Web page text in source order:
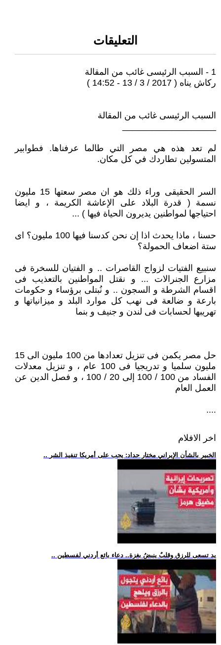
التعليقات
1 - السبب الرئيسى غائب من المقالة
ركاش يناه ( 2017 / 3 / 13 - 14:52 )
السبب الرئيسى غائب من المقالة
لم تعد هذه هي مصر التي طالما عرفناها. فطوابير
المتسولين تطاردك في كل مكان.
السر الحقيقى وراء ذلك هو ان مصر سعتها 15 مليون
نسمة ( قدرة البلاد على الإعاشة الكريمة ، و ايضا
احتياجها لمواطنين يديرون الحياة فيها ) ...
حسنا ، ماذا يحدث اذا إن نحن كدسنا فيها 100 مليون؟ اى
ستة اضعاف الحمولة؟
سنبيع الفتيات لزواج القاصرات .. و الفتيان للسخرة فى
مزارع الجنرالات ... و نقتل المواطنين بالتعذيب فى
اقسام الشرطة و السجون .. و نُبتلى برؤساء و حكومات
بارعة و ضالعة فى نهب كل موارد البلد و ميزانياتها و
تهريبها لحسابات فى لندن و جنيف و بنما
حل مصر يكمن فى تنزيل تعدادها من 100 مليون الى 15
مليون سلميا و تدريجيا فى 100 عام ، و تنزيل معدلات
الفساد من 100 / 100 إلى 20 / 100 ، و فصل الدين عن
العمل العام
....
اخر الافلام
.. الخبير بالشأن الإيراني مختار حداد: يجب على أمريكا تنفيذ الشر
.. يد تسعى للرزق وقلبٌ ينبضُ بغزة.. دعاء بائع أردني لفسطين